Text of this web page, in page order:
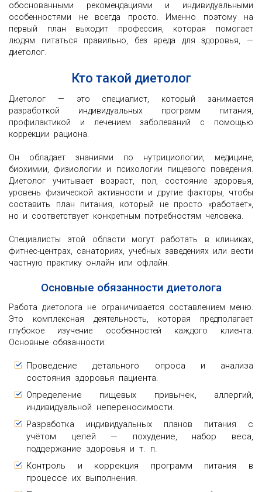
обоснованными рекомендациями и индивидуальными
особенностями не всегда просто. Именно поэтому на
первый план выходит профессия, которая помогает
людям питаться правильно, без вреда для здоровья, —
диетолог.
Кто такой диетолог
Диетолог — это специалист, который занимается
разработкой индивидуальных программ питания,
профилактикой и лечением заболеваний с помощью
коррекции рациона.
Он обладает знаниями по нутрициологии, медицине,
биохимии, физиологии и психологии пищевого поведения.
Диетолог учитывает возраст, пол, состояние здоровья,
уровень физической активности и другие факторы, чтобы
составить план питания, который не просто «работает»,
но и соответствует конкретным потребностям человека.
Специалисты этой области могут работать в клиниках,
фитнес-центрах, санаториях, учебных заведениях или вести
частную практику онлайн или офлайн.
Основные обязанности диетолога
Работа диетолога не ограничивается составлением меню.
Это комплексная деятельность, которая предполагает
глубокое изучение особенностей каждого клиента.
Основные обязанности:
Проведение детального опроса и анализа
состояния здоровья пациента.
Определение пищевых привычек, аллергий,
индивидуальной непереносимости.
Разработка индивидуальных планов питания с
учётом целей — похудение, набор веса,
поддержание здоровья и т. п.
Контроль и коррекция программ питания в
процессе их выполнения.